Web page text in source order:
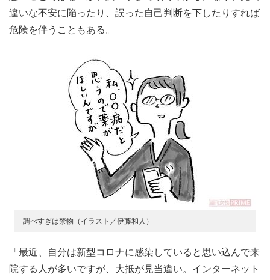
違いな不安に陥ったり、誤った自己判断を下したりすれば
危険を伴うこともある。
調べすぎは禁物（イラスト／伊藤和人）
「最近、自分は新型コロナに感染していると思い込んで来
院する人が多いですが、大抵が見当違い。インターネット